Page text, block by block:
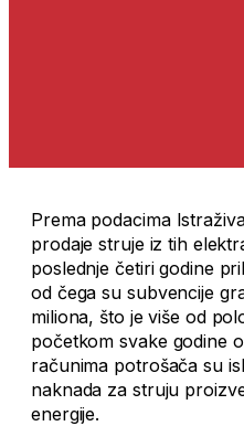
Prema podacima
prodaje struje iz tih
poslednje četiri godine
od čega su subvencije
miliona, što je više od
početkom svake godine
računima potrošača su
naknada za struju
energije.